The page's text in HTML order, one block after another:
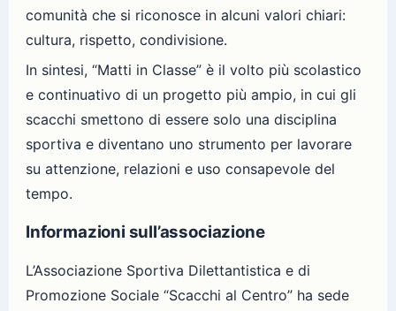
comunità che si riconosce in alcuni valori chiari:
cultura, rispetto, condivisione.
In sintesi, “Matti in Classe” è il volto più scolastico
e continuativo di un progetto più ampio, in cui gli
scacchi smettono di essere solo una disciplina
sportiva e diventano uno strumento per lavorare
su attenzione, relazioni e uso consapevole del
tempo.
Informazioni sull’associazione
L’Associazione Sportiva Dilettantistica e di
Promozione Sociale “Scacchi al Centro” ha sede